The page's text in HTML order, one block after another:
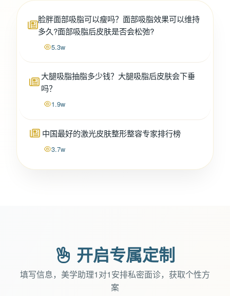
脸胖面部吸脂可以瘦吗？面部吸脂效果可以维持
多久?面部吸脂后皮肤是否会松弛?
5.3w
大腿吸脂抽脂多少钱？大腿吸脂后皮肤会下垂
吗？
1.9w
中国最好的激光皮肤整形整容专家排行榜
3.7w
开启专属定制
填写信息，美学助理1对1安排私密面诊，获取个性方
案